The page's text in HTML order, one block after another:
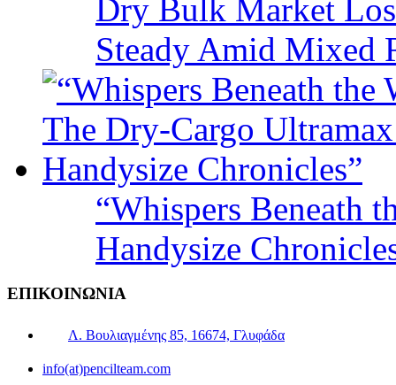
Dry Bulk Market
Steady Amid Mixed
“Whispers Beneath
Handysize
ΕΠΙΚΟΙΝΩΝΙΑ
Λ. Βουλιαγμένης 85, 16674, Γλυφάδα
info(at)pencilteam.com